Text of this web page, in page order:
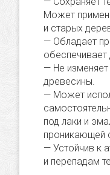
Может
и старых
Обладает
Не
древесины.
Может
под лаки и
проникающей
Устойчив к
и перепадам